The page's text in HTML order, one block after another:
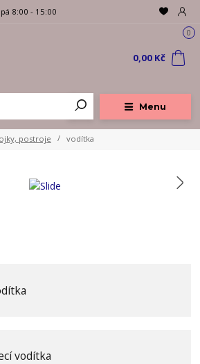
Menu
8:00 - 15:00
0
0,00 Kč
postroje vodítka
vodítka